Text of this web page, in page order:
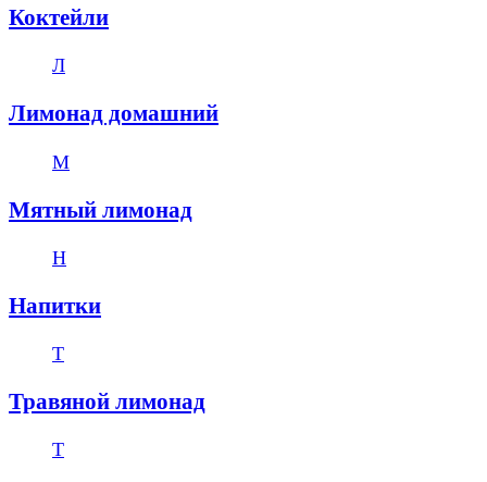
Коктейли
Л
Лимонад домашний
М
Мятный лимонад
Н
Напитки
Т
Травяной лимонад
Т